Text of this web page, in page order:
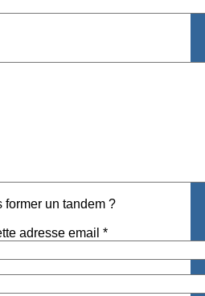
former un tandem ?
adresse email *